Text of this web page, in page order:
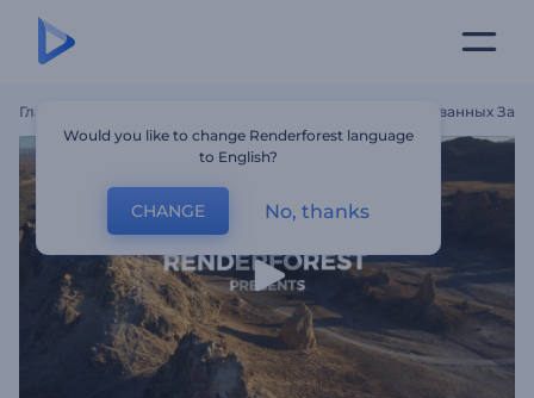
Главная Набор Минималистичных Анимированных
Would you like to change Renderforest language
to English?
CHANGE No, thanks